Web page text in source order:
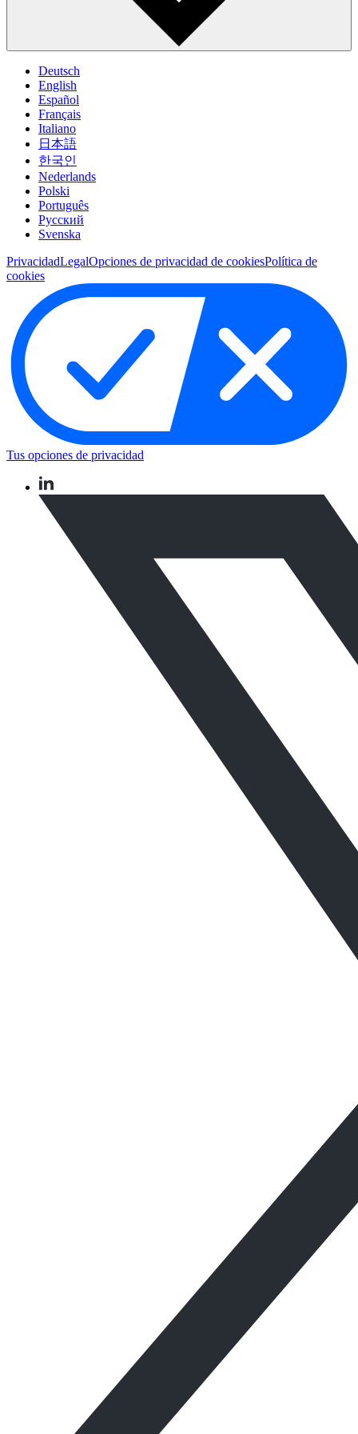
Deutsch
English
Español
Français
Italiano
日本語
한국인
Nederlands
Polski
Português
Pусский
Svenska
PrivacidadLegalOpciones de privacidad de cookiesPolítica de
cookies
Tus opciones de privacidad